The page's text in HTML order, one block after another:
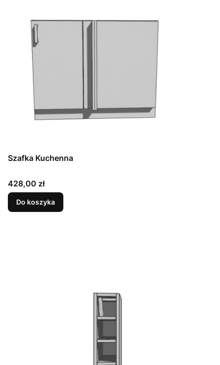
Szafka Kuchenna
Cena
428,00 zł
Do koszyka